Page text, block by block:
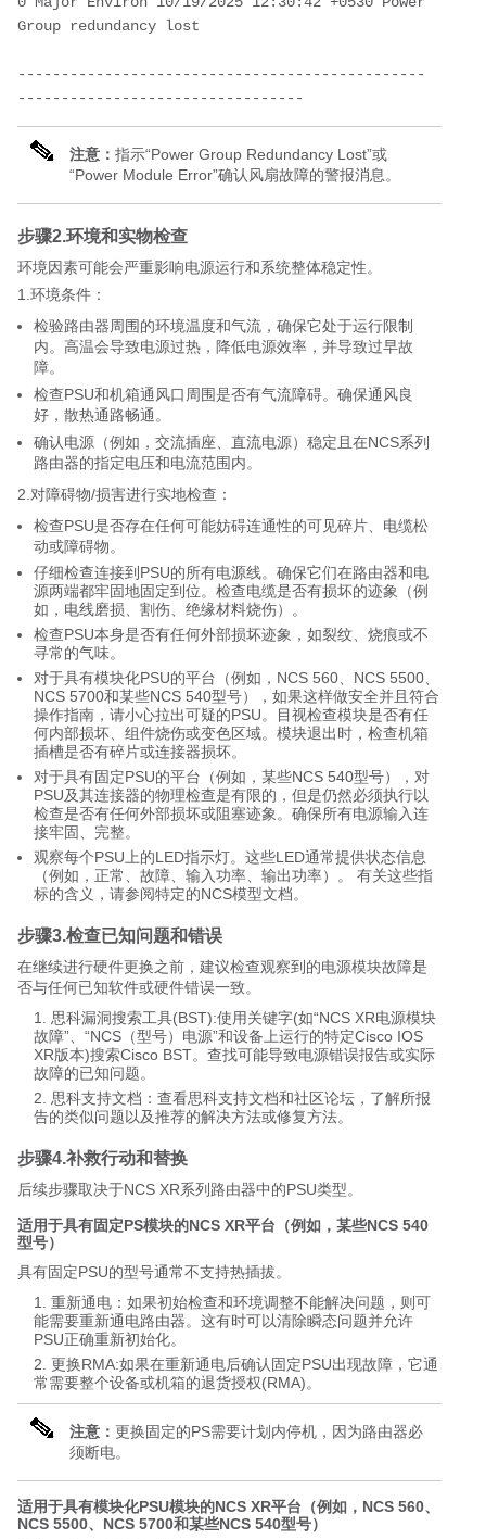
Group redundancy lost
-----------------------------------------------
---------------------------------
注意： 指示“Power Group Redundancy Lost”或
“Power Module Error”确认风扇故障的警报消息。
步骤2.环境和实物检查
环境因素可能会严重影响电源运行和系统整体稳定性。
1.环境条件：
检验路由器周围的环境温度和气流，确保它处于运行限制
内。高温会导致电源过热，降低电源效率，并导致过早故
障。
检查PSU和机箱通风口周围是否有气流障碍。确保通风良
好，散热通路畅通。
确认电源（例如，交流插座、直流电源）稳定且在NCS系列
路由器的指定电压和电流范围内。
2.对障碍物/损害进行实地检查：
检查PSU是否存在任何可能妨碍连通性的可见碎片、电缆松
动或障碍物。
仔细检查连接到PSU的所有电源线。确保它们在路由器和电
源两端都牢固地固定到位。检查电缆是否有损坏的迹象（例
如，电线磨损、割伤、绝缘材料烧伤）。
检查PSU本身是否有任何外部损坏迹象，如裂纹、烧痕或不
寻常的气味。
对于具有模块化PSU的平台（例如，NCS 560、NCS 5500、
NCS 5700和某些NCS 540型号），如果这样做安全并且符合
操作指南，请小心拉出可疑的PSU。目视检查模块是否有任
何内部损坏、组件烧伤或变色区域。模块退出时，检查机箱
插槽是否有碎片或连接器损坏。
对于具有固定PSU的平台（例如，某些NCS 540型号），对
PSU及其连接器的物理检查是有限的，但是仍然必须执行以
检查是否有任何外部损坏或阻塞迹象。确保所有电源输入连
接牢固、完整。
观察每个PSU上的LED指示灯。这些LED通常提供状态信息
（例如，正常、故障、输入功率、输出功率）。 有关这些指
标的含义，请参阅特定的NCS模型文档。
步骤3.检查已知问题和错误
在继续进行硬件更换之前，建议检查观察到的电源模块故障是
否与任何已知软件或硬件错误一致。
思科漏洞搜索工具(BST):使用关键字(如“NCS XR电源模块
故障”、“NCS（型号）电源”和设备上运行的特定Cisco IOS
XR版本)搜索Cisco BST。查找可能导致电源错误报告或实际
故障的已知问题。
思科支持文档：查看思科支持文档和社区论坛，了解所报
告的类似问题以及推荐的解决方法或修复方法。
步骤4.补救行动和替换
后续步骤取决于NCS XR系列路由器中的PSU类型。
适用于具有固定PS模块的NCS XR平台（例如，某些NCS 540
型号）
具有固定PSU的型号通常不支持热插拔。
重新通电：如果初始检查和环境调整不能解决问题，则可
能需要重新通电路由器。这有时可以清除瞬态问题并允许
PSU正确重新初始化。
更换RMA:如果在重新通电后确认固定PSU出现故障，它通
常需要整个设备或机箱的退货授权(RMA)。
注意： 更换固定的PS需要计划内停机，因为路由器必
须断电。
适用于具有模块化PSU模块的NCS XR平台（例如，NCS 560、
NCS 5500、NCS 5700和某些NCS 540型号）